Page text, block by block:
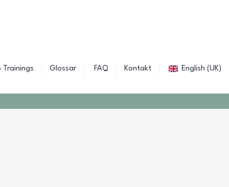
Trainings Glossar FAQ Kontakt English (UK)